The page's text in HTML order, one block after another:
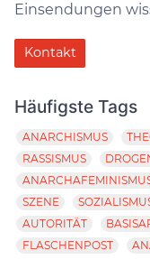
Einsendungen
Kontakt
Häufigste Tags
ANARCHISMUS
RASSISMUS
SZENE
AUTORITÄT
FLASCHENPOST